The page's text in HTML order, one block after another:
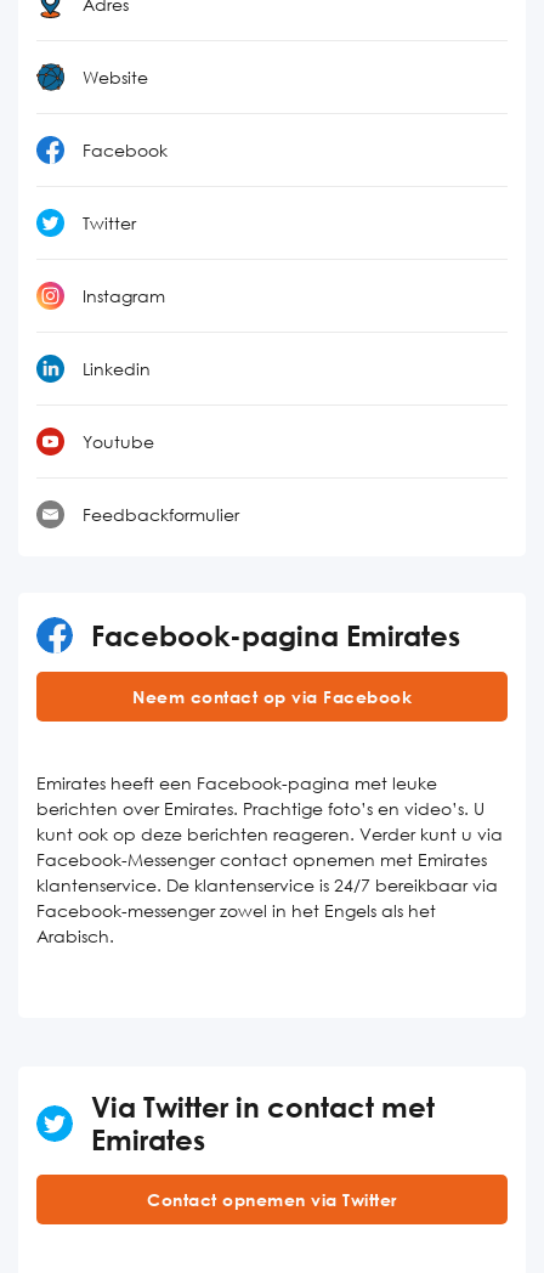
Adres
Website
Facebook
Twitter
Instagram
Linkedin
Youtube
Feedbackformulier
Facebook-pagina Emirates
Neem contact op via Facebook
Emirates heeft een Facebook-pagina met leuke
berichten over Emirates. Prachtige foto’s en video’s. U
kunt ook op deze berichten reageren. Verder kunt u via
Facebook-Messenger contact opnemen met Emirates
klantenservice. De klantenservice is 24/7 bereikbaar via
Facebook-messenger zowel in het Engels als het
Arabisch.
Via Twitter in contact met
Emirates
Contact opnemen via Twitter